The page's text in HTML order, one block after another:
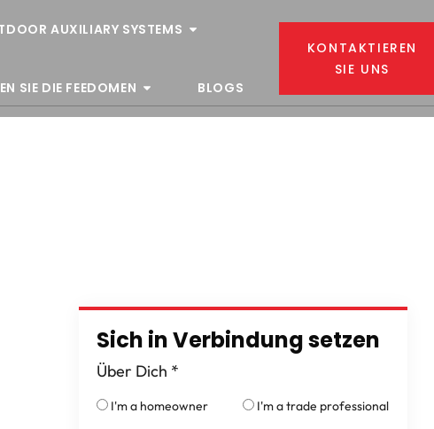
AUXILIARY SYSTEMS
SIE DIE FEEDOMEN BLOGS
KONTAKTIEREN
SIE UNS
Sich in Verbindung setzen
Über Dich *
I'm a homeowner I'm a trade professional